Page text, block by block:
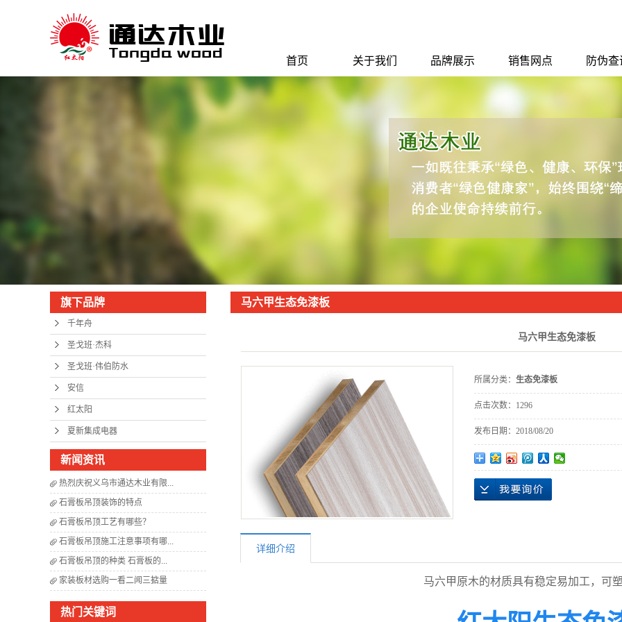
首页 关于我们
公司简介
品牌展示
圣戈班·伟伯防水
安信
红太阳
夏新集成电器
销售网点
销售网点
防伪查
旗下品牌
千年舟
圣戈班·杰科
圣戈班·伟伯防水
安信
红太阳
夏新集成电器
新闻资讯
热烈庆祝义乌市通达木业有限...
石膏板吊顶装饰的特点
石膏板吊顶工艺有哪些？
石膏板吊顶施工注意事项有哪...
石膏板吊顶的种类 石膏板的...
家装板材选购一看二闻三掂量
热门关键词
马六甲生态免漆板
马六甲生态免漆板
所属分类： 生态免漆板
点击次数： 1296
发布日期： 2018/08/20
详细介绍
马六甲原木的材质具有稳定易加工，可